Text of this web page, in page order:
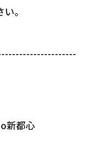
。
新都心